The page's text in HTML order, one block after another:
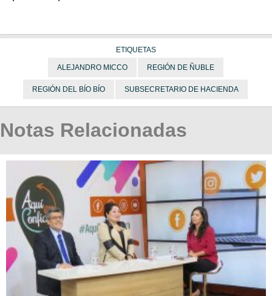
ETIQUETAS
ALEJANDRO MICCO REGIÓN DE ÑUBLE
REGIÓN DEL BÍO BÍO SUBSECRETARIO DE HACIENDA
Notas Relacionadas